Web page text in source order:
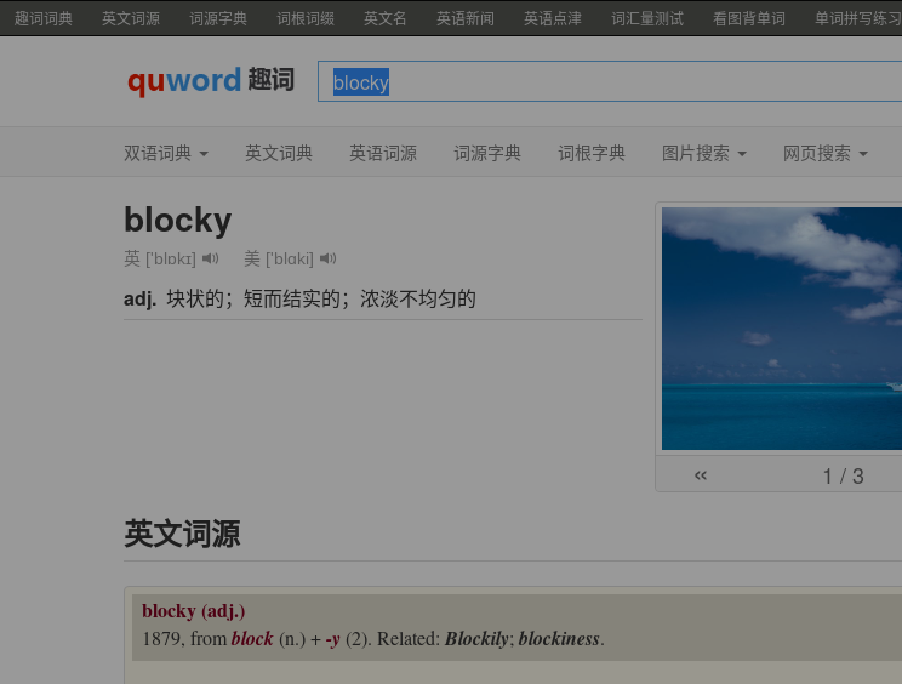
趣词词典 英文词源 词源字典 词根词缀 英文名 英语新闻 英语点津 词汇量测试 看图背单词 单词拼写练习
双语词典 英文词典 英语词源 词源字典 词根字典 图片搜索 网页搜索
blocky
英 ['blɒkɪ] 美 ['blɑki]
adj. 块状的；短而结实的；浓淡不均匀的
« 1 / 3
英文词源
blocky (adj.)
1879, fromblock (n.) +-y (2). Related: Blockily; blockiness.